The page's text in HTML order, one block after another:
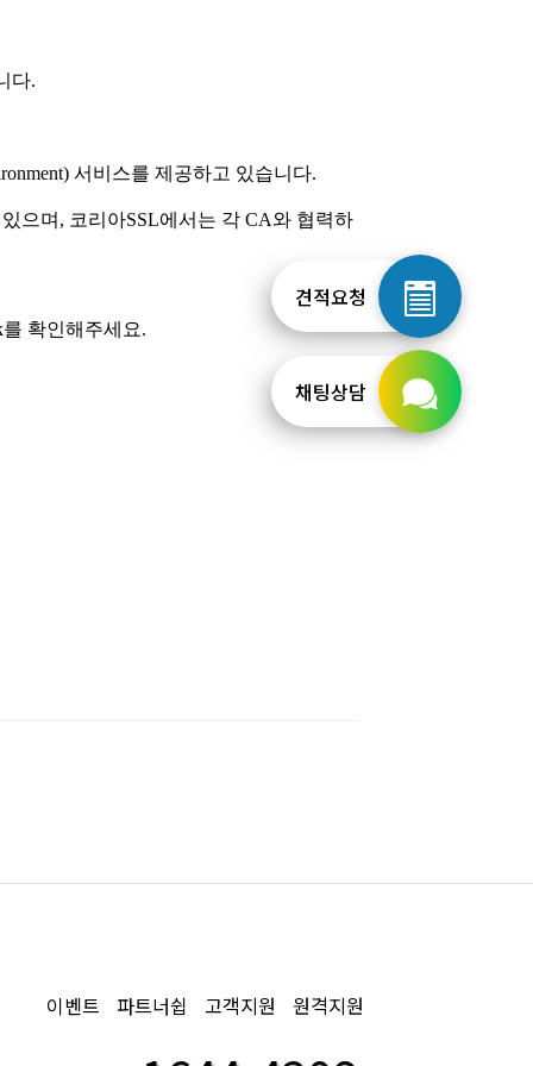
이벤트 파트너쉽 고객지원 원격지원
견적요청
채팅상담